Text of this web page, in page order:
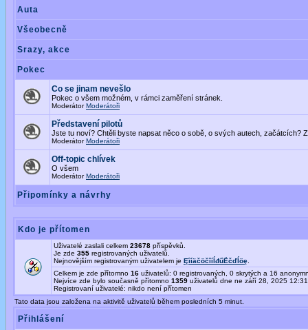
Auta
Všeobecně
Srazy, akce
Pokec
Co se jinam nevešlo
Pokec o všem možném, v rámci zaměření stránek.
ModerátorModerátoři
Představení pilotů
Jste tu noví? Chtěli byste napsat něco o sobě, o svých autech, začátcích?
ModerátorModerátoři
Off-topic chlívek
O všem
ModerátorModerátoři
Připomínky a návrhy
Kdo je přítomen
Uživatelé zaslali celkem 23678 příspěvků.
Je zde 355 registrovaných uživatelů.
Nejnovějším registrovaným uživatelem je ĘîíäčöčîíĺđűËčďĺöę
Celkem je zde přítomno 16 uživatelů: 0 registrovaných, 0 skrytých a 16
Nejvíce zde bylo současně přítomno 1359 uživatelů dne ne září 28, 2025
Registrovaní uživatelé: nikdo není přítomen
Tato data jsou založena na aktivitě uživatelů během posledních 5 minut.
Přihlášení